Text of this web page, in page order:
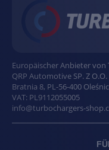
Europäischer Anbieter von
QRP Automotive SP. Z O.O.
Bratnia 8, PL-56-400
VAT: PL9112055005
info@turbochargers-